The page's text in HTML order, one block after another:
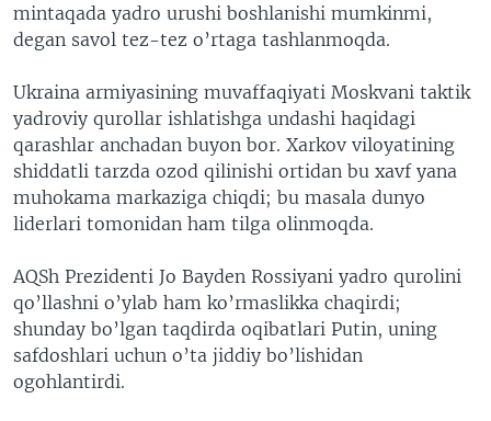
mintaqada yadro urushi boshlanishi mumkinmi,
degan savol tez-tez o’rtaga tashlanmoqda.
Ukraina armiyasining muvaffaqiyati Moskvani taktik
yadroviy qurollar ishlatishga undashi haqidagi
qarashlar anchadan buyon bor. Xarkov viloyatining
shiddatli tarzda ozod qilinishi ortidan bu xavf yana
muhokama markaziga chiqdi; bu masala dunyo
liderlari tomonidan ham tilga olinmoqda.
AQSh Prezidenti Jo Bayden Rossiyani yadro qurolini
qo’llashni o’ylab ham ko’rmaslikka chaqirdi;
shunday bo’lgan taqdirda oqibatlari Putin, uning
safdoshlari uchun o’ta jiddiy bo’lishidan
ogohlantirdi.